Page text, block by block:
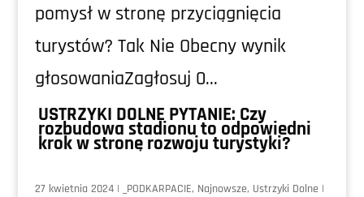
pomysł w stronę przyciągnięcia
turystów? Tak Nie Obecny wynik
głosowaniaZagłosuj 0...
USTRZYKI DOLNE PYTANIE: Czy
rozbudowa stadionu to odpowiedni
krok w stronę rozwoju turystyki?
27 kwietnia 2024| _PODKARPACIE, Najnowsze, Ustrzyki Dolne |